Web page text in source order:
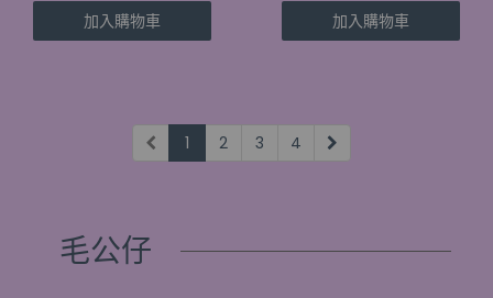
加入購物車 加入購物車
1 2 3 4
毛公仔